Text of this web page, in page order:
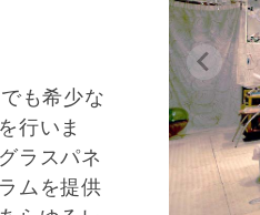
も希少な
行いま
ラスパネ
ムを提供